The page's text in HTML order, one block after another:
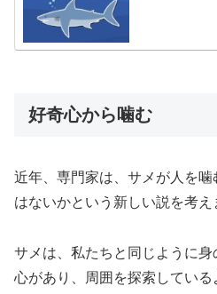
好奇心から噛む
近年、専門家は、サメが人を
はないかという新しい説を考え
サメは、私たちと同じように
心があり、周囲を探索している